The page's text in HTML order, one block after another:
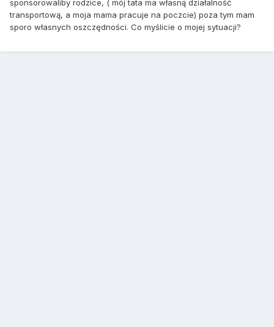
sponsorowaliby rodzice, ( mój tata ma własną działalność
transportową, a moja mama pracuje na poczcie) poza tym mam
sporo własnych oszczędności. Co myślicie o mojej sytuacji?